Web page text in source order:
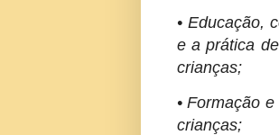
• Educação,
e a prática
crianças;
• Formação
crianças;